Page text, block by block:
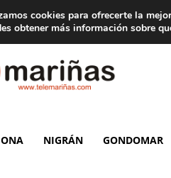
Tarifas de publicidad
Telemariñas
NIGRÁN GONDOMAR
cookies para ofrecerte la
obtener más información sobre